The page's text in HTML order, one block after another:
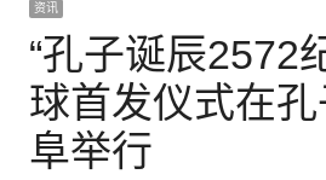
资讯
“孔子诞辰2572
球首发仪式在
阜举行